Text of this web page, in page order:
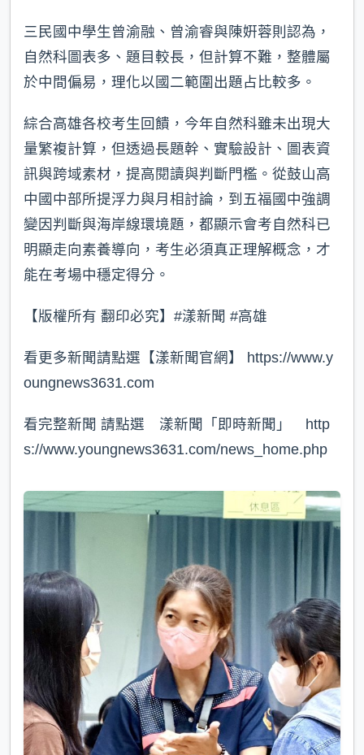
三民國中學生曾渝融、曾渝睿與陳姸蓉則認為，
自然科圖表多、題目較長，但計算不難，整體屬
於中間偏易，理化以國二範圍出題占比較多。
綜合高雄各校考生回饋，今年自然科雖未出現大
量繁複計算，但透過長題幹、實驗設計、圖表資
訊與跨域素材，提高閱讀與判斷門檻。從鼓山高
中國中部所提浮力與月相討論，到五福國中強調
變因判斷與海岸線環境題，都顯示會考自然科已
明顯走向素養導向，考生必須真正理解概念，才
能在考場中穩定得分。
【版權所有 翻印必究】#漾新聞 #高雄
看更多新聞請點選【漾新聞官網】 https://www.y
oungnews3631.com⁠
看完整新聞 請點選 漾新聞「即時新聞」 http
s://www.youngnews3631.com/news_home.php⁠